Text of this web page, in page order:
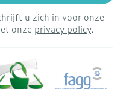
u zich in voor onze
onze privacy policy.